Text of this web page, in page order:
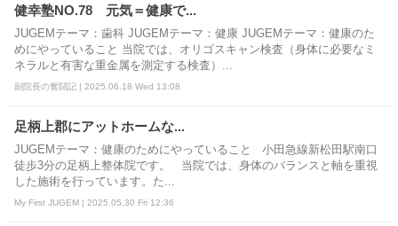
健幸塾NO.78 元気＝健康で...
JUGEMテーマ：歯科 JUGEMテーマ：健康 JUGEMテーマ：健康のた
めにやっていること 当院では、オリゴスキャン検査（身体に必要なミ
ネラルと有害な重金属を測定する検査）...
副院長の奮闘記 | 2025.06.18 Wed 13:08
足柄上郡にアットホームな...
JUGEMテーマ：健康のためにやっていること 小田急線新松田駅南口
徒歩3分の足柄上整体院です。 当院では、身体のバランスと軸を重視
した施術を行っています。た...
My First JUGEM | 2025.05.30 Fri 12:36